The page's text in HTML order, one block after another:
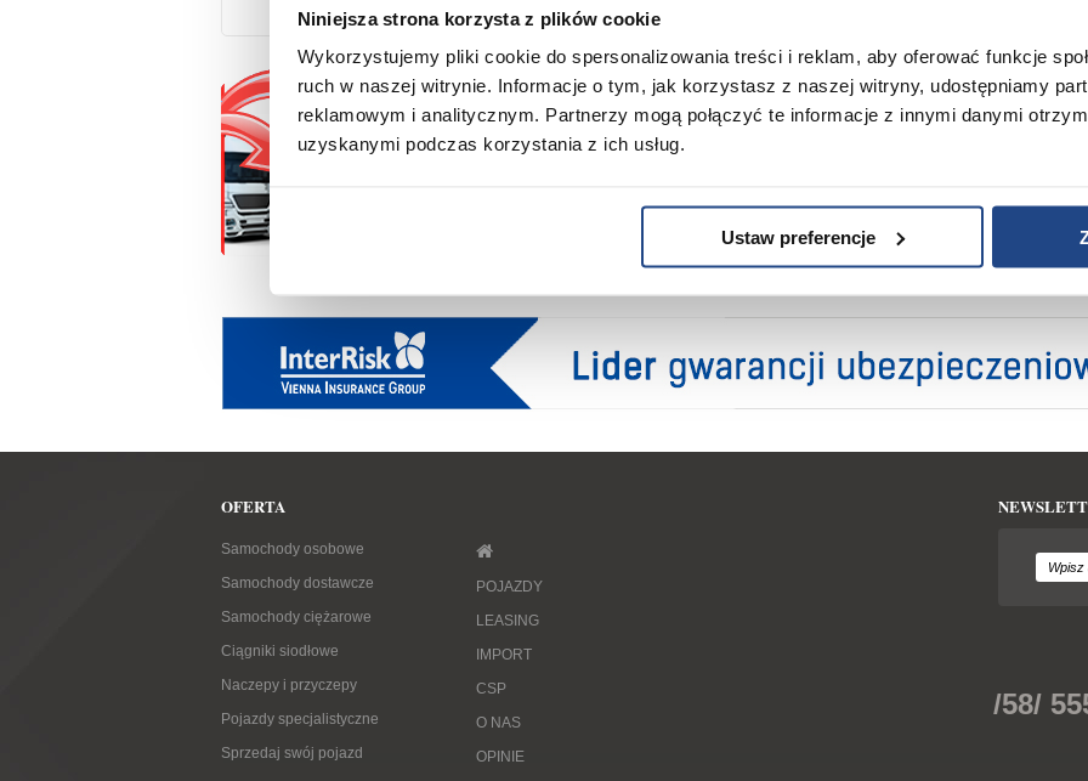
Niniejsza strona korzysta z plików cookie
Wykorzystujemy pliki cookie do spersonalizowania treści i reklam, aby oferować funkcje
ruch w naszej witrynie. Informacje o tym, jak korzystasz z naszej witryny, udostępniamy
reklamowym i analitycznym. Partnerzy mogą połączyć te informacje z innymi danymi
uzyskanymi podczas korzystania z ich usług.
Ustaw preferencje
IMPORT NA ZAMÓWIENIE POBIERZ APLIKACJĘ GTL
OFERTA
Samochody osobowe
Samochody dostawcze
Samochody ciężarowe
Ciągniki siodłowe
Naczepy i przyczepy
Pojazdy specjalistyczne
Sprzedaj swój pojazd
POJAZDY
LEASING
IMPORT
CSP
O NAS
OPINIE
/58/